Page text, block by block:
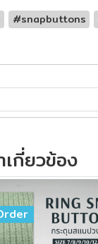
#snapbuttons
กี่ยวข้อง